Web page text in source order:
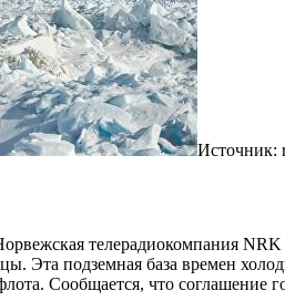
Источник:
телерадиокомпания
Эта подземная база времен
Сообщается, что